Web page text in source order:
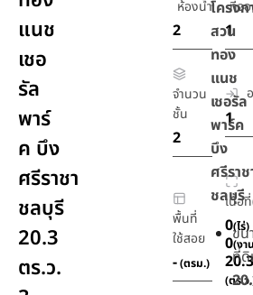
แนช
เชอ
รัล
พาร์
ค บึง
ศรีราชา
ชลบุรี
20.3
ตร.ว.
ห้องน้ำ
2
ที่จ
1
จำนวน
ชั้น
2
1
พื้นที่
ใช้สอย
-(ตรม.)
เนื้อ
0(ไร่)
0(งา
(ตร.ว
โครงก
สวน
ทอง
แนช
เชอรัล
พาร์ค
บึง
ศรีราช
ชลบุรี
ขน
ที่